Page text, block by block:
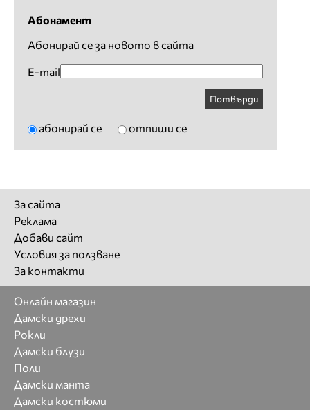
Абонамент
Абонирай се за новото в сайта
E-mail
Потвърди
абонирай се отпиши се
За сайта
Реклама
Добави сайт
Условия за ползване
За контакти
Онлайн магазин
Дамски дрехи
Рокли
Дамски блузи
Поли
Дамски манта
Дамски костюми